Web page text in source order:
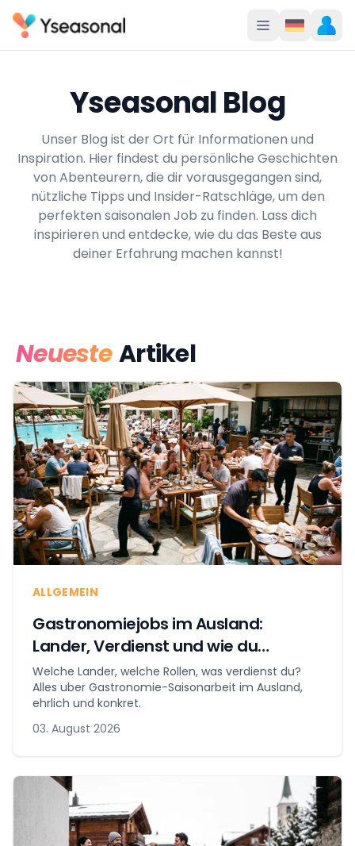
Yseasonal Blog
Unser Blog ist der Ort für Informationen und
Inspiration. Hier findest du persönliche Geschichten
von Abenteurern, die dir vorausgegangen sind,
nützliche Tipps und Insider-Ratschläge, um den
perfekten saisonalen Job zu finden. Lass dich
inspirieren und entdecke, wie du das Beste aus
deiner Erfahrung machen kannst!
Neueste Artikel
ALLGEMEIN
Gastronomiejobs im Ausland:
Lander, Verdienst und wie du
anfangst
Welche Lander, welche Rollen, was verdienst du?
Alles uber Gastronomie-Saisonarbeit im Ausland,
ehrlich und konkret.
03. August 2026